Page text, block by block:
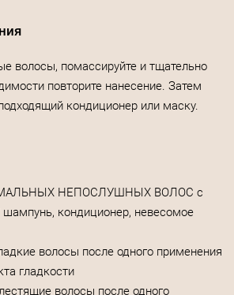
волосы, помассируйте и тщательно
повторите нанесение. Затем
кондиционер или маску.
НЕПОСЛУШНЫХ ВОЛОС с
шампунь, кондиционер, невесомое
волосы после одного применения
гладкости
волосы после одного